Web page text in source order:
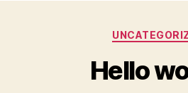
Hello